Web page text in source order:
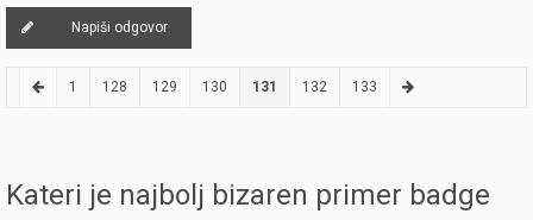
Napiši odgovor
1 128 129 130 131 132 133
Kateri je najbolj bizaren primer badge